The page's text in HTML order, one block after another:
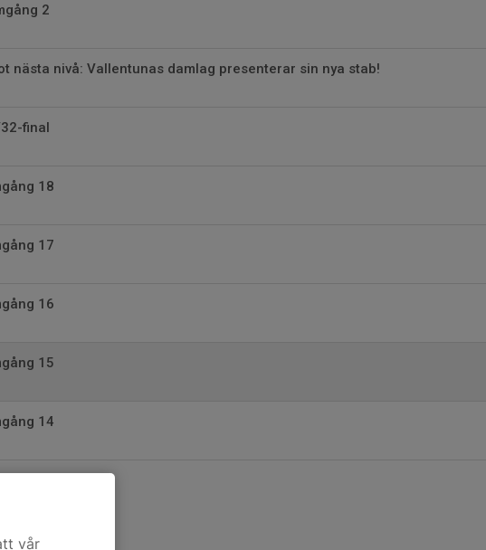
2
nästa nivå: Vallentunas damlag presenterar sin nya stab!
final
18
17
16
15
14
vår